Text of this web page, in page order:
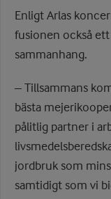
Enligt Arlas
fusionen också
sammanhang.
– Tillsammans
bästa
pålitlig partner i
jordbruk som
samtidigt som vi